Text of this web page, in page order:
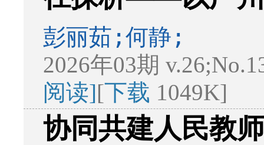
彭丽茹;何静;
2026年03期
阅读][下载 1049K]
协同共建人民教